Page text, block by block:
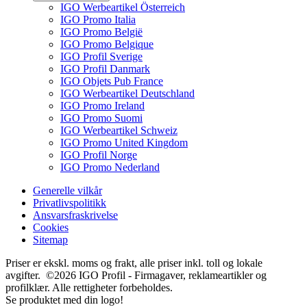
IGO Werbeartikel Österreich
IGO Promo Italia
IGO Promo België
IGO Promo Belgique
IGO Profil Sverige
IGO Profil Danmark
IGO Objets Pub France
IGO Werbeartikel Deutschland
IGO Promo Ireland
IGO Promo Suomi
IGO Werbeartikel Schweiz
IGO Promo United Kingdom
IGO Profil Norge
IGO Promo Nederland
Generelle vilkår
Privatlivspolitikk
Ansvarsfraskrivelse
Cookies
Sitemap
Priser er ekskl. moms og frakt, alle priser inkl. toll og lokale
avgifter. ©2026 IGO Profil - Firmagaver, reklameartikler og
profilklær. Alle rettigheter forbeholdes.
Se produktet med din logo!